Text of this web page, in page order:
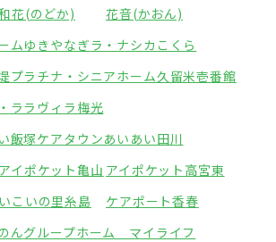
花(のどか)
花音(かおん)
ムゆきやなぎラ・ナシカこくら
プラチナ・シニアホーム久留米壱番館
ララ ヴィラ梅光
飯塚ケアタウンあいあい田川
アイポケット亀山 アイポケット高宮東
いこいの里糸島
ケアポート香春
んグループホーム マイライフ